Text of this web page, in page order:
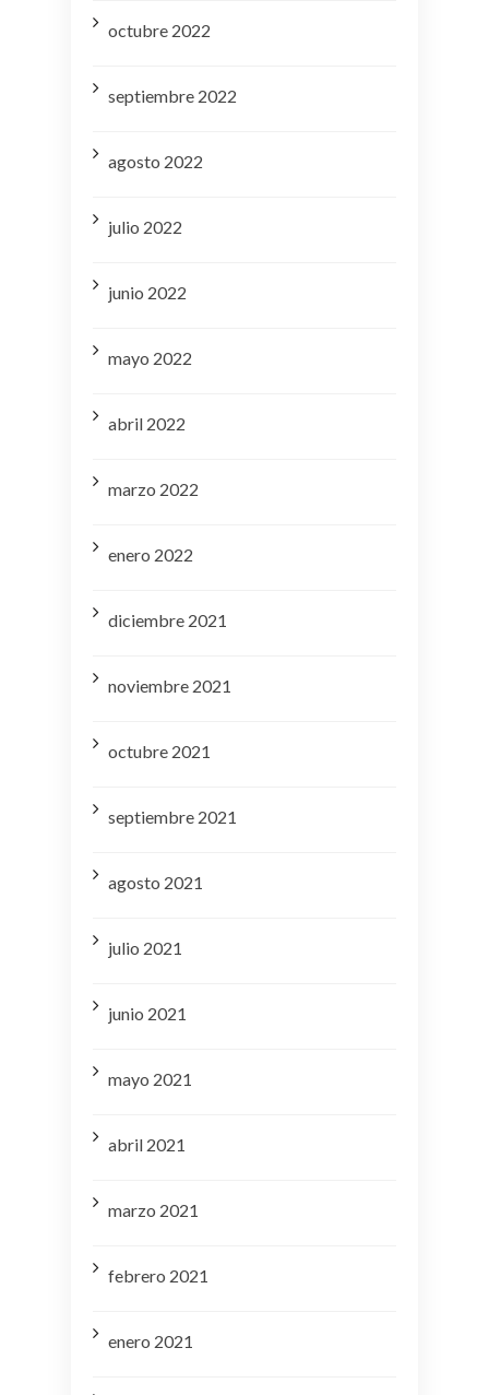
octubre 2022
septiembre 2022
agosto 2022
julio 2022
junio 2022
mayo 2022
abril 2022
marzo 2022
enero 2022
diciembre 2021
noviembre 2021
octubre 2021
septiembre 2021
agosto 2021
julio 2021
junio 2021
mayo 2021
abril 2021
marzo 2021
febrero 2021
enero 2021